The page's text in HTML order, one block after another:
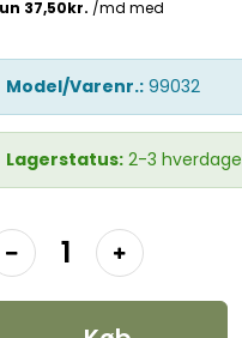
Model/Varenr.: 99032
Lagerstatus: 2-3 hverdage